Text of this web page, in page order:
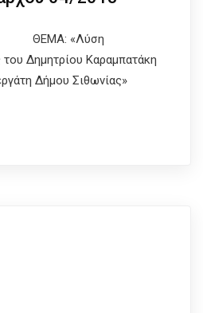
Δημητρίου Καραμπατάκη
Δήμου Σιθωνίας»